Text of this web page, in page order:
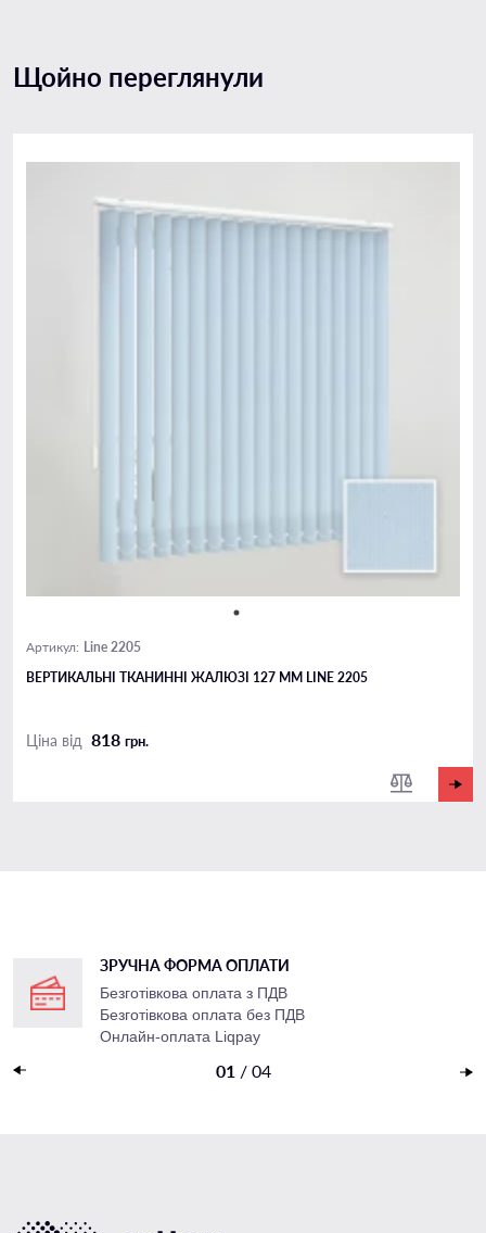
Щойно переглянули
Артикул: Line 2205
ВЕРТИКАЛЬНІ ТКАНИННІ ЖАЛЮЗІ 127 ММ LINE 2205
Ціна від 818 грн.
ЗРУЧНА ФОРМА ОПЛАТИ
Безготівкова оплата з ПДВ
Безготівкова оплата без ПДВ
Онлайн-оплата Liqpay
01 / 04